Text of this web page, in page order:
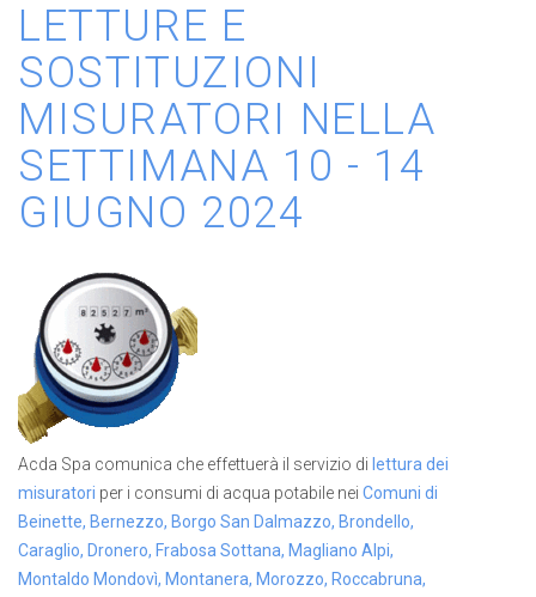
LETTURE E
SOSTITUZIONI
MISURATORI NELLA
SETTIMANA 10 - 14
GIUGNO 2024
Acda Spa comunica che effettuerà il servizio di lettura dei
misuratori per i consumi di acqua potabile nei Comuni di
Beinette, Bernezzo, Borgo San Dalmazzo, Brondello,
Caraglio, Dronero, Frabosa Sottana, Magliano Alpi,
Montaldo Mondovì, Montanera, Morozzo, Roccabruna,